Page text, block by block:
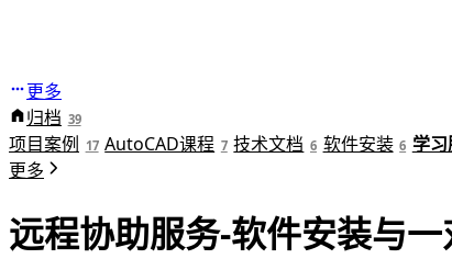
更多
归档 39
项目案例 17 AutoCAD课程 7 技术文档 6 软件安装 6 学
更多
远程协助服务-软件安装与